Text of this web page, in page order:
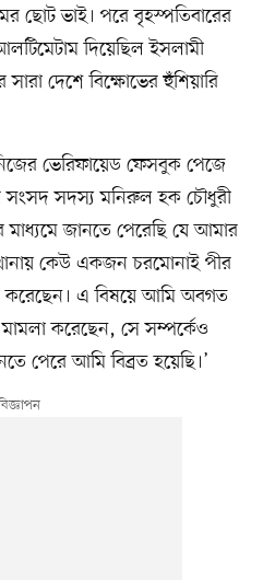
ছোট ভাই। পরে বৃহস্পতিবারের
দিয়েছিল ইসলামী
দেশে বিক্ষোভের হুঁশিয়ারি
ভেরিফায়েড ফেসবুক পেজে
সংসদ সদস্য মনিরুল হক চৌধুরী
জানতে পেরেছি যে আমার
কেউ একজন চরমোনাই পীর
করেছেন। এ বিষয়ে আমি অবগত
করেছেন, সে সম্পর্কেও
পেরে আমি বিব্রত হয়েছি।’